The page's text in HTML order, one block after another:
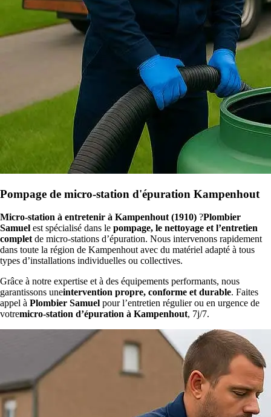
Pompage de micro-station d'épuration Kampenhout
Micro-station à entretenir à Kampenhout (1910) ?Plombier
Samuel est spécialisé dans le pompage, le nettoyage et l’entretien
complet de micro-stations d’épuration. Nous intervenons rapidement
dans toute la région de Kampenhout avec du matériel adapté à tous
types d’installations individuelles ou collectives.
Grâce à notre expertise et à des équipements performants, nous
garantissons uneintervention propre, conforme et durable. Faites
appel à Plombier Samuel pour l’entretien régulier ou en urgence de
votremicro-station d’épuration à Kampenhout, 7j/7.